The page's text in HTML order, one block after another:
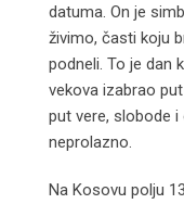
datuma. On je
živimo, časti koju
podneli. To je dan
vekova izabrao
put vere, slobode
neprolazno.
Na Kosovu polju